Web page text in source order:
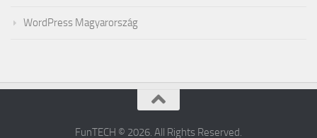
WordPress Magyarország
FunTECH © 2026. All Rights Reserved.